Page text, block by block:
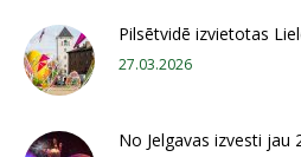
Pilsētvidē izvietotas
27.03.2026
No Jelgavas izvesti jau